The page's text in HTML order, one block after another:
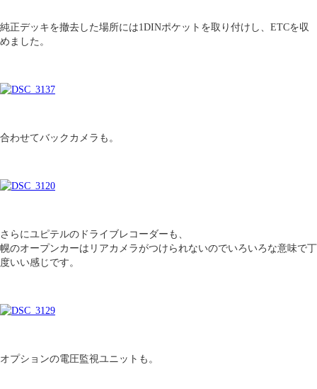
純正デッキを撤去した場所には1DINポケットを取り付けし、ETCを収
めました。
合わせてバックカメラも。
さらにユピテルのドライブレコーダーも、
幌のオープンカーはリアカメラがつけられないのでいろいろな意味で丁
度いい感じです。
オプションの電圧監視ユニットも。